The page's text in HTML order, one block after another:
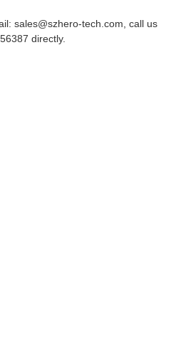
sales@szhero-tech.com, call us
directly.